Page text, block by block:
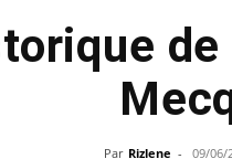
de
Par Rizlene - 09/06/